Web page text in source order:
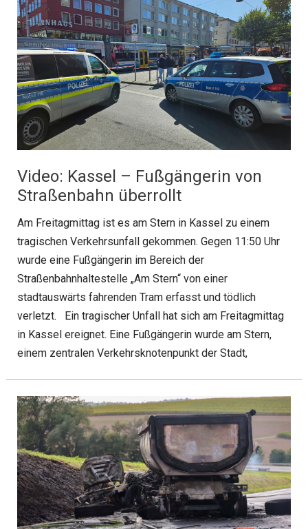
Video: Kassel – Fußgängerin von
Straßenbahn überrollt
Am Freitagmittag ist es am Stern in Kassel zu einem
tragischen Verkehrsunfall gekommen. Gegen 11:50 Uhr
wurde eine Fußgängerin im Bereich der
Straßenbahnhaltestelle „Am Stern“ von einer
stadtauswärts fahrenden Tram erfasst und tödlich
verletzt. Ein tragischer Unfall hat sich am Freitagmittag
in Kassel ereignet. Eine Fußgängerin wurde am Stern,
einem zentralen Verkehrsknotenpunkt der Stadt,